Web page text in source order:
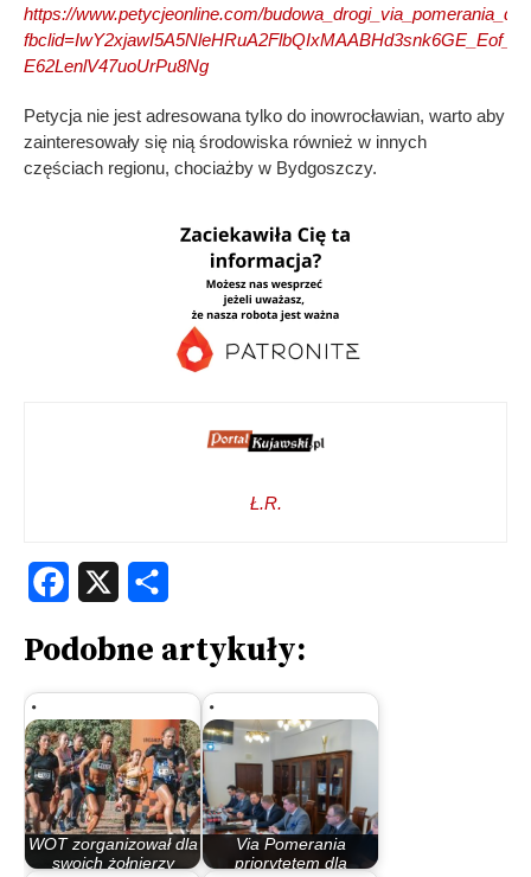
https://www.petycjeonline.com/
E62LenlV47uoUrPu8Ng
Petycja nie jest adresowana tylko do inowrocławian, warto aby
zainteresowały się nią środowiska również w innych
częściach regionu, chociażby w Bydgoszczy.
Ł.R.
Facebook
Podobne artykuły:
WOT zorganizował dla
swoich żołnierzy
Via Pomerania
priorytetem dla